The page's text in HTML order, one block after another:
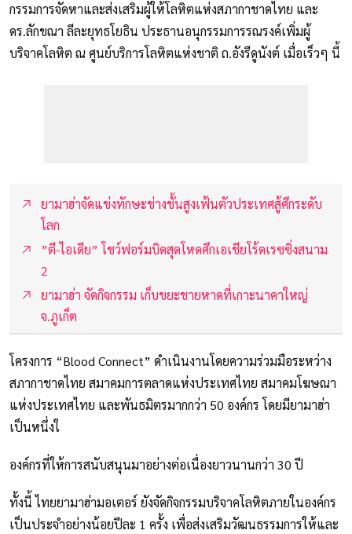
กรรมการจัดหาและส่งเสริมผู้ให้โลหิตแห่งสภากาชาดไทย และ
ดร.ลักขณา ลีละยุทธโยธิน ประธานอนุกรรมการรณรงค์เพิ่มผู้
บริจาคโลหิต ณ ศูนย์บริการโลหิตแห่งชาติ ถ.อังรีดูนังต์ เมื่อเร็วๆ นี้
ยามาฮ่าจัดแข่งทักษะช่างชั้นสูงเฟ้นตัวประเทศสู้ศึกระดับ
โลก
”ตี-ไอเดีย”​ โชว์ฟอร์มบิดสุดโหดศึกเอเชียโร้ดเรซซิ่งสนาม
2
ยามาฮ่า จัดกิจกรรม เก็บขยะชายหาดที่เกาะนาคาใหญ่
จ.ภูเก็ต
โครงการ “Blood Connect” ดำเนินงานโดยความร่วมมือระหว่าง
สภากาชาดไทย สมาคมการตลาดแห่งประเทศไทย สมาคมโฆษณา
แห่งประเทศไทย และพันธมิตรมากกว่า 50 องค์กร โดยมียามาฮ่า
เป็นหนึ่งใ
องค์กรที่ให้การสนับสนุนมาอย่างต่อเนื่องยาวนานกว่า 30 ปี
ทั้งนี้ ไทยยามาฮ่ามอเตอร์ ยังจัดกิจกรรมบริจาคโลหิตภายในองค์กร
เป็นประจำอย่างน้อยปีละ 1 ครั้ง เพื่อส่งเสริมวัฒนธรรมการให้และ